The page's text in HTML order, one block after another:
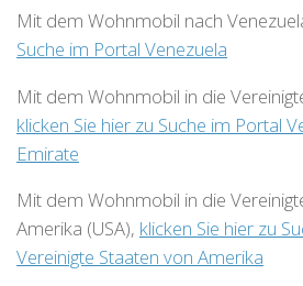
Mit dem Wohnmobil nach
Suche im Portal Venezuela
Mit dem Wohnmobil in die
klicken Sie hier zu Suche im Portal
Emirate
Mit dem Wohnmobil in die
Amerika (USA), klicken Sie hier zu
Vereinigte Staaten von Amerika